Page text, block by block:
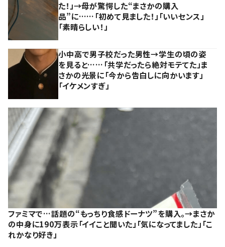
た！」→母が驚愕した“まさかの購入
品”に……「初めて見ました！」「いいセンス」
「素晴らしい！」
小中高で男子校だった男性→学生の頃の姿
を見ると……「共学だったら絶対モテてた」ま
さかの光景に「今から告白しに向かいます」
「イケメンすぎ」
ファミマで…話題の“もっちり食感ドーナツ”を購入。→まさか
の中身に190万表示「イイこと聞いた」「気になってました」「こ
れかなり好き」